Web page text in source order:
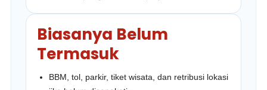
Biasanya Belum
Termasuk
BBM, tol, parkir, tiket wisata, dan retribusi lokasi